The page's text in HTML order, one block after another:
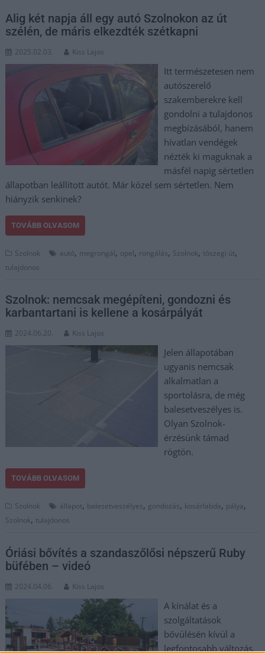
Alig két napja áll egy autó Szolnokon az út
szélén, de máris elkezdték szétkapni
2025.02.03. Kiss Lajos
Itt természetesen nem
autószerelő
szakemberekre kell
gondolni a tulajdonos
megbízásából, hanem
hívatlan vendégek
nézték ki maguknak a
másfél napig sértetlen
állapotban leállított autót. Már közel sem sértetlen. Nem
hiányzik senkinek?
TOVÁBB OLVASOM
Szolnok autó, megrongál, opel, rongálás, Szolnok, tószegi út,
tulajdonos
Szolnok: nemcsak megépíteni, gondozni és
karbantartani is kellene a kosárpályát
2024.06.20. Kiss Lajos
Jelen állapotában
ugyanis nemcsak
alkalmatlan a
sportolásra, de még
balesetveszélyes is.
Olyan Szolnok-
érzésünk támad
rögtön.
TOVÁBB OLVASOM
Szolnok állapot, balesetveszélyes, gondozás, kosárlabda, pálya,
Szolnok, tulajdonos
Óriási bővítés a szandaszőlősi népszerű Ruby
büfében – videó
2024.04.06. Kiss Lajos
A kínálat és a
szolgáltatások
bővülésén kívül a
legfontosabb változás,